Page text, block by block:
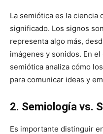
La semiótica es la ciencia
significado. Los signos
representa algo más,
imágenes y sonidos. En
semiótica analiza cómo
para comunicar ideas y
2. Semiología vs.
Es importante distinguir